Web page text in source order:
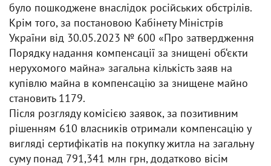
було пошкоджене внаслідок російських обстрілів.
Крім того, за постановою Кабінету Міністрів
України від 30.05.2023 № 600 «Про затвердження
Порядку надання компенсації за знищені об‘єкти
нерухомого майна» загальна кількість заяв на
купівлю майна в компенсацію за знищене майно
становить 1179.
Після розгляду комісією заявок, за позитивним
рішенням 610 власників отримали компенсацію у
вигляді сертифікатів на покупку житла на загальну
суму понад 791,341 млн грн, додатково вісім